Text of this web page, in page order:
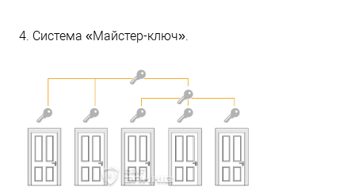
4. Система «Майстер-ключ».